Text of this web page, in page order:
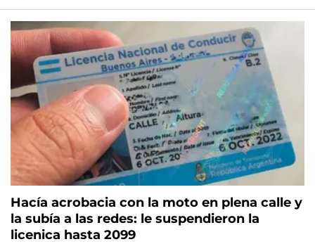
Hacía acrobacia con la moto en plena calle y
la subía a las redes: le suspendieron la
licenica hasta 2099